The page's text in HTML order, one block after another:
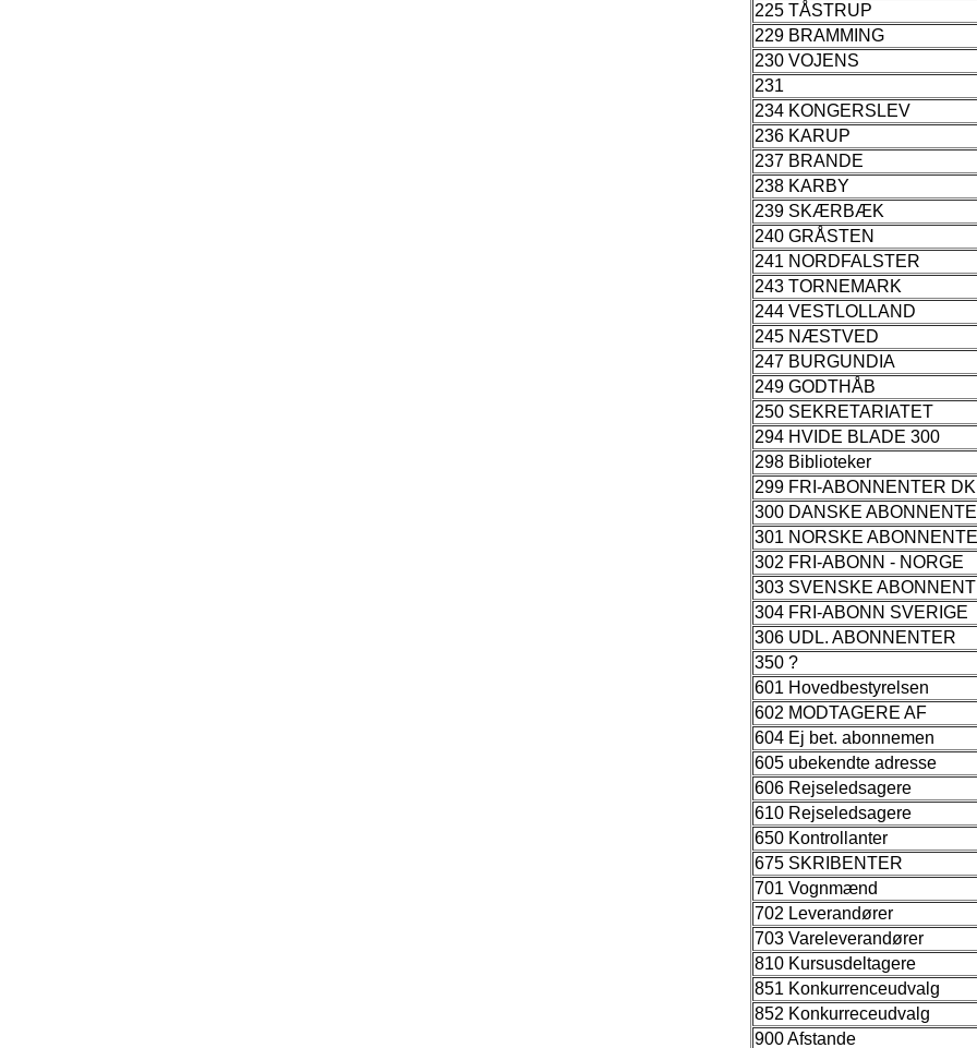
225 TÅSTRUP
229 BRAMMING
230 VOJENS
231
234 KONGERSLEV
236 KARUP
237 BRANDE
238 KARBY
239 SKÆRBÆK
240 GRÅSTEN
241 NORDFALSTER
243 TORNEMARK
244 VESTLOLLAND
245 NÆSTVED
247 BURGUNDIA
249 GODTHÅB
250 SEKRETARIATET
294 HVIDE BLADE 300
298 Biblioteker
299 FRI-ABONNENTER DK
300 DANSKE
301 NORSKE
302 FRI-ABONN - NORGE
303 SVENSKE
304 FRI-ABONN SVERIGE
306 UDL. ABONNENTER
350 ?
601 Hovedbestyrelsen
602 MODTAGERE AF
604 Ej bet. abonnemen
605 ubekendte adresse
606 Rejseledsagere
610 Rejseledsagere
650 Kontrollanter
675 SKRIBENTER
701 Vognmænd
702 Leverandører
703 Vareleverandører
810 Kursusdeltagere
851 Konkurrenceudvalg
852 Konkurreceudvalg
900 Afstande